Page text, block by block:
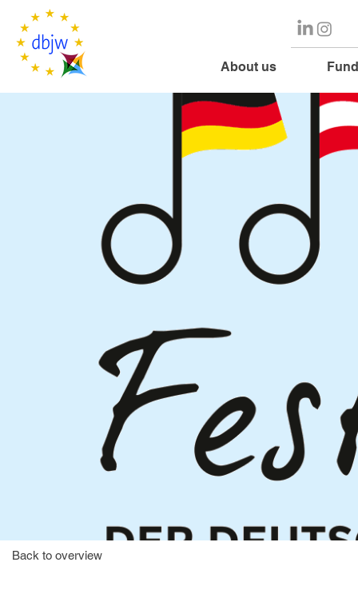
About us
Back to overview